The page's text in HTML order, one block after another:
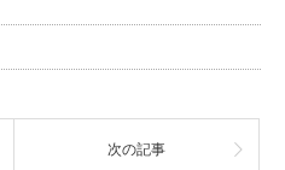
次の記事